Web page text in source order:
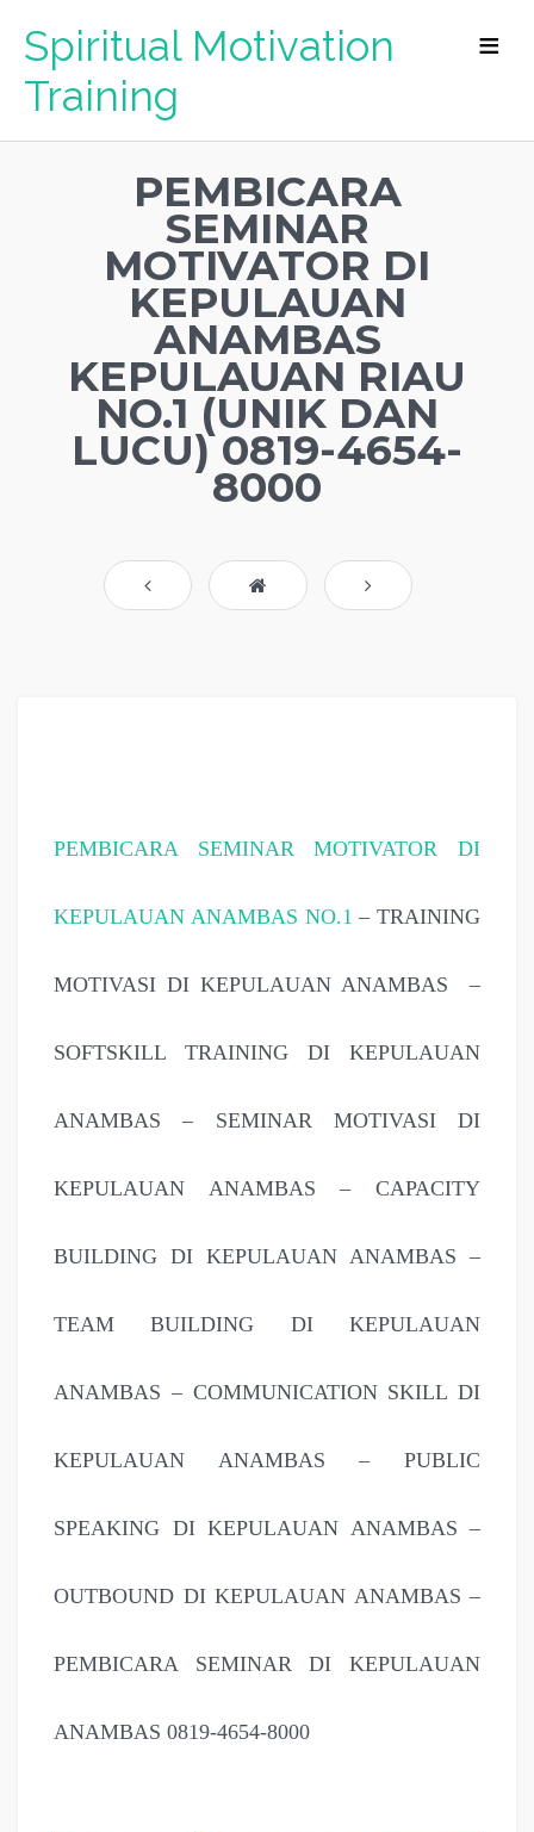
Spiritual Motivation
Training
PEMBICARA
SEMINAR
MOTIVATOR DI
KEPULAUAN
ANAMBAS
KEPULAUAN RIAU
NO.1 (UNIK DAN
LUCU) 0819-4654-
8000
PEMBICARA SEMINAR MOTIVATOR DI
KEPULAUAN ANAMBAS NO.1 – TRAINING
MOTIVASI DI KEPULAUAN ANAMBAS –
SOFTSKILL TRAINING DI KEPULAUAN
ANAMBAS – SEMINAR MOTIVASI DI
KEPULAUAN ANAMBAS – CAPACITY
BUILDING DI KEPULAUAN ANAMBAS –
TEAM BUILDING DI KEPULAUAN
ANAMBAS – COMMUNICATION SKILL DI
KEPULAUAN ANAMBAS – PUBLIC
SPEAKING DI KEPULAUAN ANAMBAS –
OUTBOUND DI KEPULAUAN ANAMBAS –
PEMBICARA SEMINAR DI KEPULAUAN
ANAMBAS 0819-4654-8000